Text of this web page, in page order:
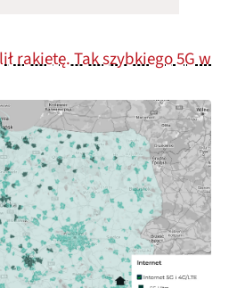
rakietę. Tak szybkiego 5G w